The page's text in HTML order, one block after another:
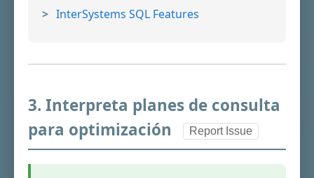
InterSystems SQL Features
3. Interpreta planes de consulta
para optimización
Report Issue